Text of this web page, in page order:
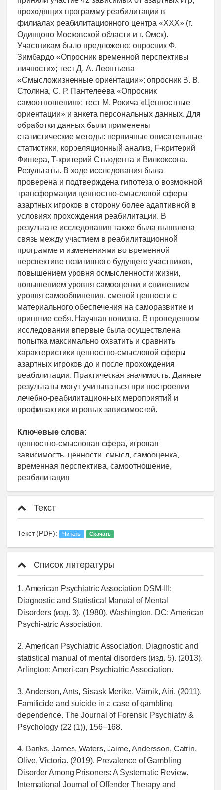
проходящих программу реабилитации в
филиалах реабилитационного центра «ХХХ» (г.
Одинцово Московской области и г. Омск).
Участникам было предложено: опросник Ф.
Зимбардо «Опросник временной перспективы
личности»; тест Д. А. Леонтьева
«Смысложизненные ориентации»; опросник В. В.
Столина, С. Р. Пантелеева «Опросник
самоотношения»; тест М. Рокича «Ценностные
ориентации» и анкета персональных данных. Для
обработки данных были применены
статистические методы: первичные описательные
статистики, корреляционный анализ, F-критерий
Фишера, T-критерий Стьюдента и Вилкоксона.
Результаты. В ходе исследования была
проверена и подтверждена гипотеза о возможной
трансформации ценностно-смысловой сферы
азартных игроков в сторону более адаптивной в
условиях прохождения реабилитации. В
результате исследования также была выявлена
связь между участием в реабилитационной
программе и изменениями во временной
перспективе позитивного будущего участников,
повышением уровня осмысленности жизни,
повышением уровня самооценки и снижением
уровня самообвинения, сменой ценности с
материального обеспечения на саморазвитие и
принятие себя. Научная новизна. В проведенном
исследовании впервые была осуществлена
попытка максимально охватить и сравнить
характеристики ценностно-смысловой сферы
азартных игроков до и после прохождения
реабилитации. Практическая значимость. Данные
результаты могут учитываться при построении
лечебно-реабилитационных мероприятий и
профилактики игровых зависимостей.
Ключевые слова:
ценностно-смысловая сфера, игровая
зависимость, ценности, смысл, самооценка,
временная перспектива, самоотношение,
реабилитация
Текст
Текст (PDF): Читать Скачать
Список литературы
1. American Psychiatric Association DSM-III:
Diagnostic and Statistical Manual of Mental
Disorders (изд. 3). (1980). Washington, DC: American
Psychi-atric Association.
2. American Psychiatric Association. Diagnostic and
statistical manual of mental disorders (изд. 5). (2013).
Arlington: Ameri-can Psychiatric Association.
3. Anderson, Ants, Sisask Merike, Värnik, Airi. (2011).
Familicide and suicide in a case of gambling
dependence. The Journal of Forensic Psychiatry &
Psychology (22 (1)), 156−168.
4. Banks, James, Waters, Jaime, Andersson, Catrin,
Olive, Victoria. (2019). Prevalence of Gambling
Disorder Among Prisoners: A Systematic Review.
International Journal of Offender Therapy and